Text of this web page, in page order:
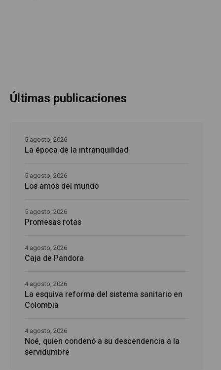
Últimas publicaciones
La época de la intranquilidad
5 agosto, 2026
Los amos del mundo
5 agosto, 2026
Promesas rotas
5 agosto, 2026
Caja de Pandora
4 agosto, 2026
La esquiva reforma del sistema sanitario en
Colombia
4 agosto, 2026
Noé, quien condenó a su descendencia a la
servidumbre
4 agosto, 2026